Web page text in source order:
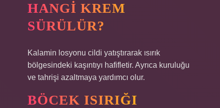
HANGI KREM
SÜRÜLÜR?
Kalamin losyonu cildi yatıştırarak ısırık
bölgesindeki kaşıntıyı hafifletir. Ayrıca kuruluğu
ve tahrişi azaltmaya yardımcı olur.
BÖCEK ISIRIĞI